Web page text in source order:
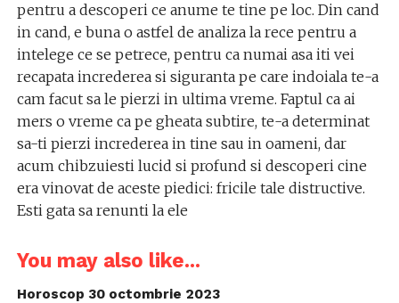
pentru a descoperi ce anume te tine pe loc. Din cand
in cand, e buna o astfel de analiza la rece pentru a
intelege ce se petrece, pentru ca numai asa iti vei
recapata increderea si siguranta pe care indoiala te-a
cam facut sa le pierzi in ultima vreme. Faptul ca ai
mers o vreme ca pe gheata subtire, te-a determinat
sa-ti pierzi increderea in tine sau in oameni, dar
acum chibzuiesti lucid si profund si descoperi cine
era vinovat de aceste piedici: fricile tale distructive.
Esti gata sa renunti la ele
You may also like...
Horoscop 30 octombrie 2023